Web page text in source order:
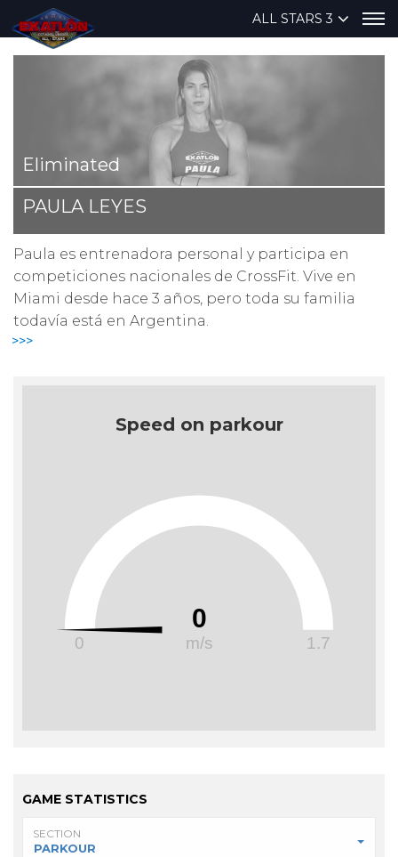
ALL STARS 3
Eliminated
PAULA LEYES
Paula es entrenadora personal y participa en
competiciones nacionales de CrossFit. Vive en
Miami desde hace 3 años, pero toda su familia
todavía está en Argentina.
De niña practicó fútbol y gimnasia acrobática
Educación Deportiva.
>>>
Speed on parkour
0
m/s
0 1.7
GAME STATISTICS
SECTION
PARKOUR